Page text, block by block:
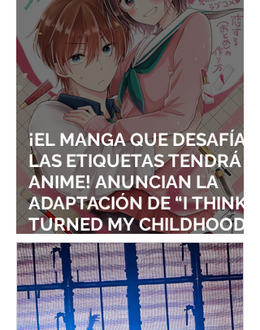
¡EL MANGA QUE DESAFÍA
LAS ETIQUETAS TENDRÁ
ANIME! ANUNCIAN LA
ADAPTACIÓN DE “I THINK I
TURNED MY CHILDHOOD
FRIEND INTO A GIRL”